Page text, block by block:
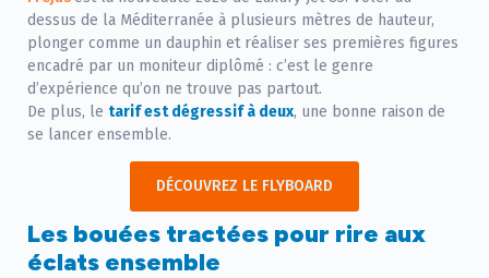
dessus de la Méditerranée à plusieurs mètres de hauteur,
plonger comme un dauphin et réaliser ses premières figures
encadré par un moniteur diplômé : c’est le genre
d’expérience qu’on ne trouve pas partout.
De plus, le tarif est dégressif à deux, une bonne raison de
se lancer ensemble.
DÉCOUVREZ LE FLYBOARD
Les bouées tractées pour rire aux
éclats ensemble